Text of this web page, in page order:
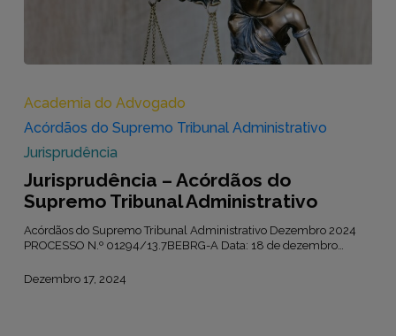
Acórdãos
Supremo
Tribunal
Administrativo
Academia do Advogado
Acórdãos do Supremo Tribunal Administrativo
Jurisprudência
Jurisprudência – Acórdãos do
Supremo Tribunal Administrativo
Acórdãos do Supremo Tribunal Administrativo Dezembro 2024
PROCESSO N.º 01294/13.7BEBRG-A Data: 18 de dezembro…
Dezembro 17, 2024